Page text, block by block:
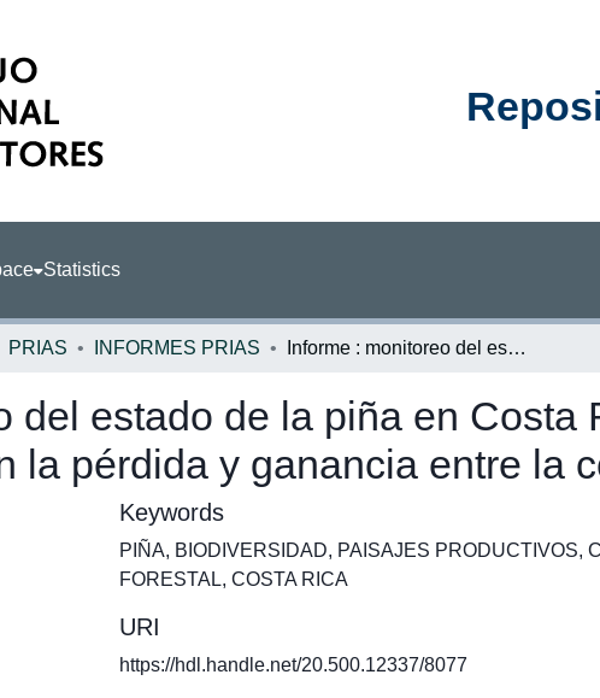
Statistics
PRIAS INFORMES PRIAS Informe : monitoreo del estado de la piña en Costa Rica para el año 2017, asociado con la pérdida y ganancia entre la cobertura forestal
del estado de la piña en Costa
la pérdida y ganancia entre la
Keywords
PIÑA, BIODIVERSIDAD, PAISAJES PRODUCTIVOS,
FORESTAL, COSTA RICA
URI
https://hdl.handle.net/20.500.12337/8077